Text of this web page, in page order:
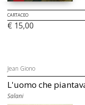
CARTACEO
€ 15,00
Jean Giono
L'uomo che
Salani